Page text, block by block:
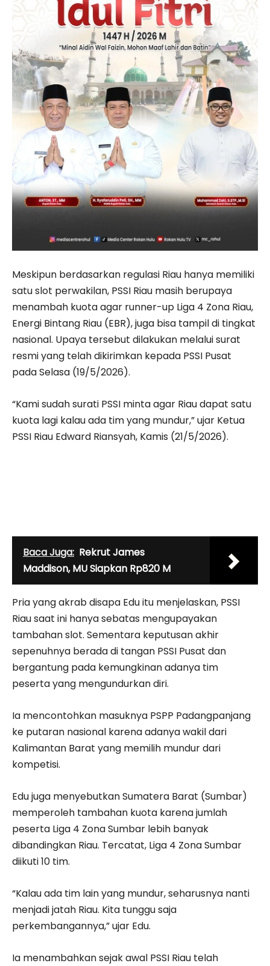
Meskipun berdasarkan regulasi Riau hanya memiliki
satu slot perwakilan, PSSI Riau masih berupaya
menambah kuota agar runner-up Liga 4 Zona Riau,
Energi Bintang Riau (EBR), juga bisa tampil di tingkat
nasional. Upaya tersebut dilakukan melalui surat
resmi yang telah dikirimkan kepada PSSI Pusat
pada Selasa (19/5/2026).
“Kami sudah surati PSSI minta agar Riau dapat satu
kuota lagi kalau ada tim yang mundur,” ujar Ketua
PSSI Riau Edward Riansyah, Kamis (21/5/2026).
Baca Juga: Rekrut James
Maddison, MU Siapkan Rp820 M
Pria yang akrab disapa Edu itu menjelaskan, PSSI
Riau saat ini hanya sebatas mengupayakan
tambahan slot. Sementara keputusan akhir
sepenuhnya berada di tangan PSSI Pusat dan
bergantung pada kemungkinan adanya tim
peserta yang mengundurkan diri.
Ia mencontohkan masuknya PSPP Padangpanjang
ke putaran nasional karena adanya wakil dari
Kalimantan Barat yang memilih mundur dari
kompetisi.
Edu juga menyebutkan Sumatera Barat (Sumbar)
memperoleh tambahan kuota karena jumlah
peserta Liga 4 Zona Sumbar lebih banyak
dibandingkan Riau. Tercatat, Liga 4 Zona Sumbar
diikuti 10 tim.
“Kalau ada tim lain yang mundur, seharusnya nanti
menjadi jatah Riau. Kita tunggu saja
perkembangannya,” ujar Edu.
Ia menambahkan sejak awal PSSI Riau telah